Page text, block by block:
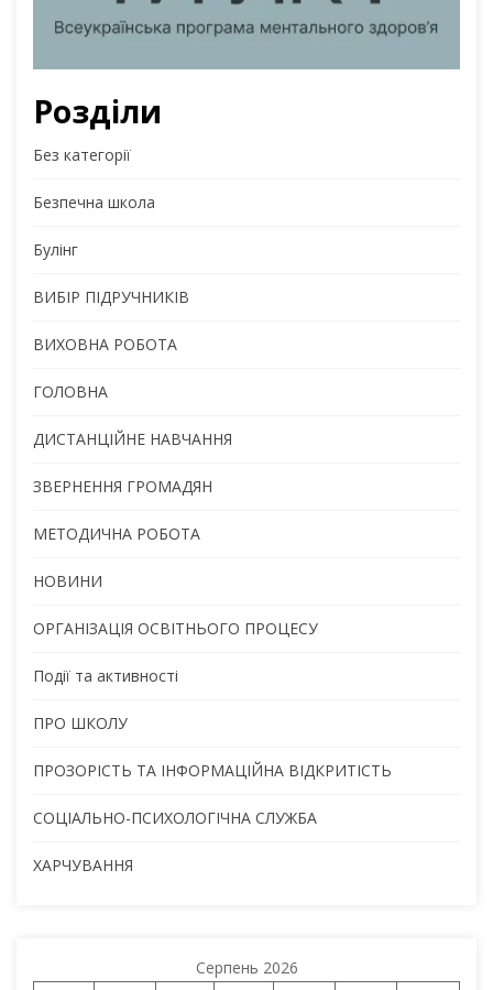
Розділи
Без категорії
Безпечна школа
Булінг
ВИБІР ПІДРУЧНИКІВ
ВИХОВНА РОБОТА
ГОЛОВНА
ДИСТАНЦІЙНЕ НАВЧАННЯ
ЗВЕРНЕННЯ ГРОМАДЯН
МЕТОДИЧНА РОБОТА
НОВИНИ
ОРГАНІЗАЦІЯ ОСВІТНЬОГО ПРОЦЕСУ
Події та активності
ПРО ШКОЛУ
ПРОЗОРІСТЬ ТА ІНФОРМАЦІЙНА ВІДКРИТІСТЬ
СОЦІАЛЬНО-ПСИХОЛОГІЧНА СЛУЖБА
ХАРЧУВАННЯ
Серпень 2026